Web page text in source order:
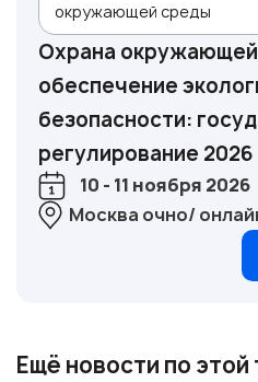
окружающей среды
Охрана
обеспечение
безопасности:
регулирование 2026
10 - 11 ноября 2026
Москва очно/
Ещё новости по этой